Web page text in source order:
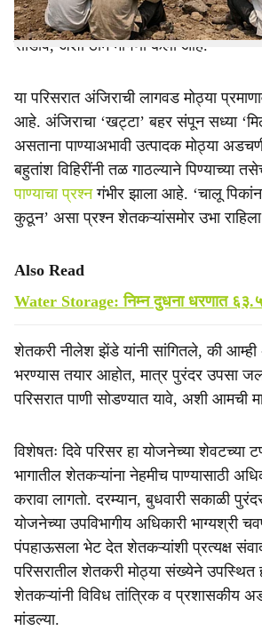
भागातील शेतकऱ्यांनी पुरंदर उपसा जलसिंचन
सोडावे, अशी ठाम मागणी केली आहे.
या परिसरात अंजिराची लागवड मोठ्या
आहे. अंजिराचा ‘खट्टा’ बहर संपून सध्या
असताना पाण्याअभावी उत्पादक मोठ्या
बहुतांश विहिरींनी तळ गाठल्याने पिण्याच्या
पाण्याचा प्रश्नगंभीर झाला आहे. ‘चालू
कुठून’ असा प्रश्न शेतकऱ्यांसमोर उभा
Also Read
Water Storage: निम्न दुधना धरणात
शेतकरी नीलेश झेंडे यांनी सांगितले, की आम्ही
भरण्यास तयार आहोत, मात्र पुरंदर उपसा
परिसरात पाणी सोडण्यात यावे, अशी आमची
विशेषतः दिवे परिसर हा योजनेच्या शेवटच्या
भागातील शेतकऱ्यांना नेहमीच पाण्यासाठी
करावा लागतो. दरम्यान, बुधवारी सकाळी
योजनेच्या उपविभागीय अधिकारी भाग्यश्री
पंपहाऊसला भेट देत शेतकऱ्यांशी प्रत्यक्ष
परिसरातील शेतकरी मोठ्या संख्येने उपस्थित
शेतकऱ्यांनी विविध तांत्रिक व प्रशासकीय
मांडल्या.